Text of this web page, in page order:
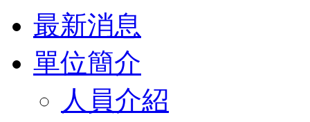
最新消息
單位簡介
人員介紹